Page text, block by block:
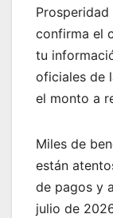
confirma el
tu
oficiales de
el monto a
Miles de
están
de pagos y
julio de